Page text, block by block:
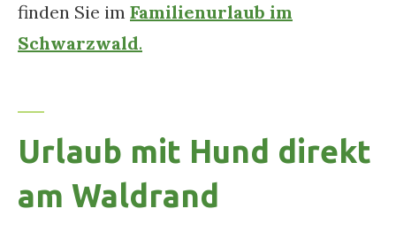
finden Sie im Familienurlaub im
Schwarzwald.
Urlaub mit Hund direkt
am Waldrand